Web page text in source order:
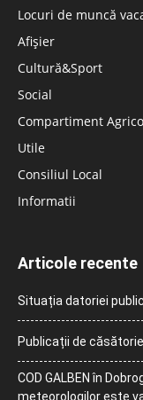
Locuri de muncă
Afișier
Cultură&Sport
Social
Compartiment
Utile
Consiliul Local
Informatii
Articole recente
Situația datoriei
Publicații de
COD GALBEN în
meteorologilor este